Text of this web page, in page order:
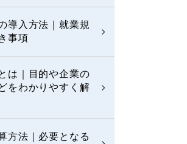
導入方法｜就業規
事項
は｜目的や企業の
をわかりやすく解
方法｜必要となる